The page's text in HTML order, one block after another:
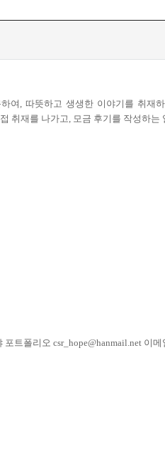
여, 따뜻하고 생생한 이야기를 취
취재를 나가고, 모금 후기를 작성하
트폴리오 csr_hope@hanmail.net 이메